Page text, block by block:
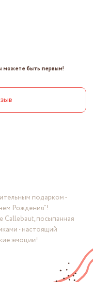
можете быть первым!
подарком -
Рождения"!
Callebaut, посыпанная
- настоящий
эмоции!